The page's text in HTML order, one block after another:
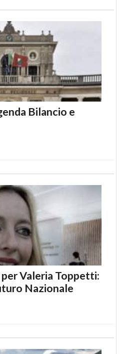
Bilancio e
per Valeria Toppetti:
Nazionale